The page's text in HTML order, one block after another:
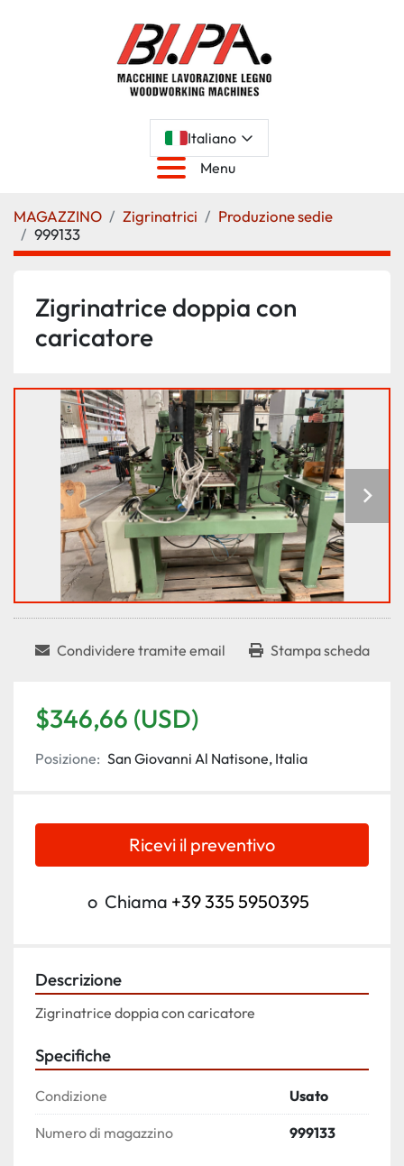
Italiano
Menu
MAGAZZINO Zigrinatrici
Produzione sedie
999133
Zigrinatrice doppia con
caricatore
Condividere tramite email Stampa scheda
$346,66 (USD)
Posizione: San Giovanni Al Natisone, Italia
Ricevi il preventivo
o Chiama +39 335 5950395
Descrizione
Zigrinatrice doppia con caricatore
Specifiche
Condizione Usato
Numero di magazzino 999133